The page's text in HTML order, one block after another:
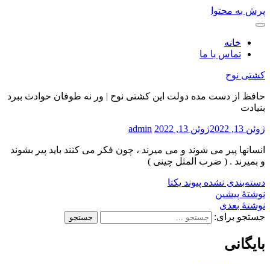
پرش به محتوا
خانه
تماس با ما
کشتی نوح
حافظ از دست مده دولت این کشتی نوح | ور نه طوفان حوادث ببرد
بنیادت
ژوئن 13, 2022 ژوئن 13, 2022 admin
انسانها پیر می شوند و می میرند ، چون فکر می کنند باید پیر بشوند
و بمیرند . ( ضرب المثل چینی )
دسته‌بندی نشده پیوند یکتا
نوشتهٔ پیشین
نوشتهٔ بعدی
جستجو برای:
بایگانی